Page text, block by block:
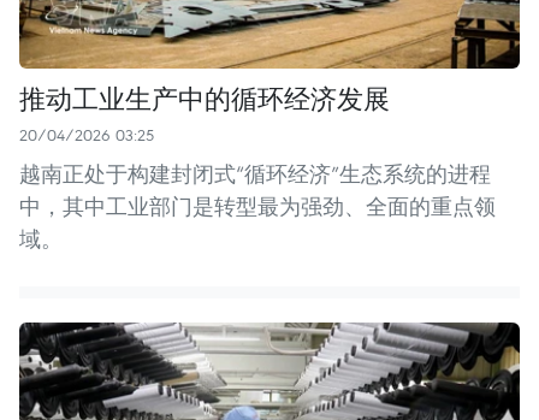
推动工业生产中的循环经济发展
20/04/2026 03:25
越南正处于构建封闭式“循环经济”生态系统的进程
中，其中工业部门是转型最为强劲、全面的重点领
域。